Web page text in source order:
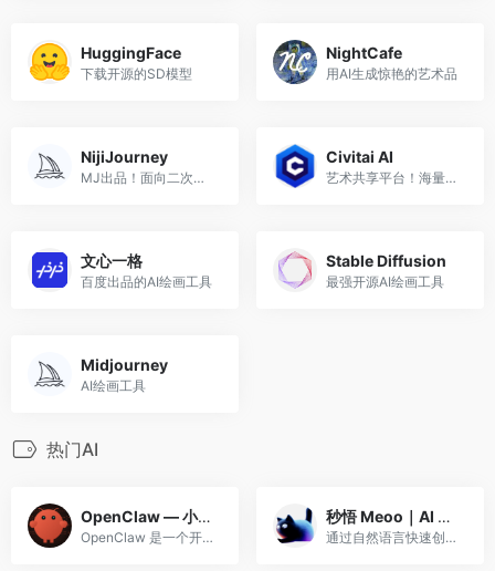
HuggingFace
下载开源的SD模型
NightCafe
用AI生成惊艳的艺术品
NijiJourney
MJ出品！面向二次元风格，内容细致拿捏专业到位
Civitai AI
艺术共享平台！海量SD开源模型
文心一格
百度出品的AI绘画工具
Stable Diffusion
最强开源AI绘画工具
Midjourney
AI绘画工具
热门AI
OpenClaw — 小龙虾，AI工作台
OpenClaw 是一个开源的个人 AI 助手，通俗点说，它是那种“跑在你自己的电脑上、住在你已有的聊天软件里”的智能体。
秒悟 Meoo｜AI 建站、网页生成与小程序搭建工具
通过自然语言快速创建网页应用、落地页、小程序、营销 H5、PPT 和数据可视化。